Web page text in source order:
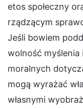
etos społeczny
rządzącym
Jeśli bowiem
wolność myślenia
moralnych
mogą wyrażać
własnymi